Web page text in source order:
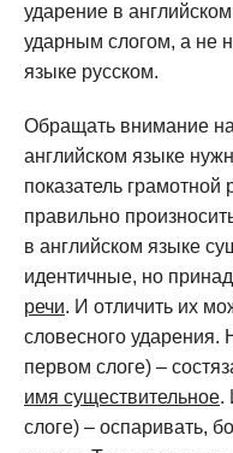
ударение в
ударным слогом, а не
языке русском.
Обращать внимание
английском языке
показатель грамотной
правильно
в английском языке
идентичные, но
речи. И отличить их
словесного ударения.
первом слоге) –
имя существительное.
слоге) – оспаривать,